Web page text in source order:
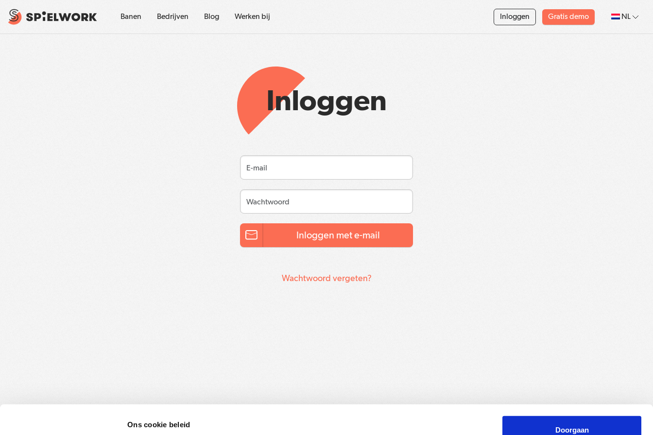
Ons cookie beleid
Doorgaan
Banen Bedrijven Blog Werken bij Inloggen Gratis demo NL
Inloggen
Inloggen met e-mail
Wachtwoord vergeten?